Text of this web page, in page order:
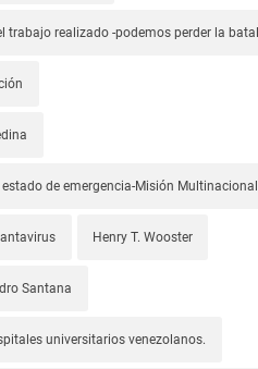
trabajo realizado -podemos perder la
de emergencia-Misión
Henry T. Wooster
Santana
universitarios venezolanos.